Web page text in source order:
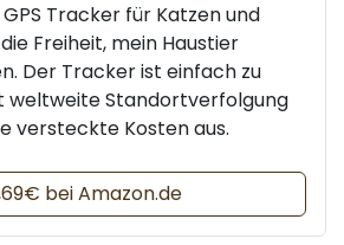
GPS Tracker für Katzen und
Freiheit, mein Haustier
Der Tracker ist einfach zu
weltweite Standortverfolgung
versteckte Kosten aus.
bei Amazon.de